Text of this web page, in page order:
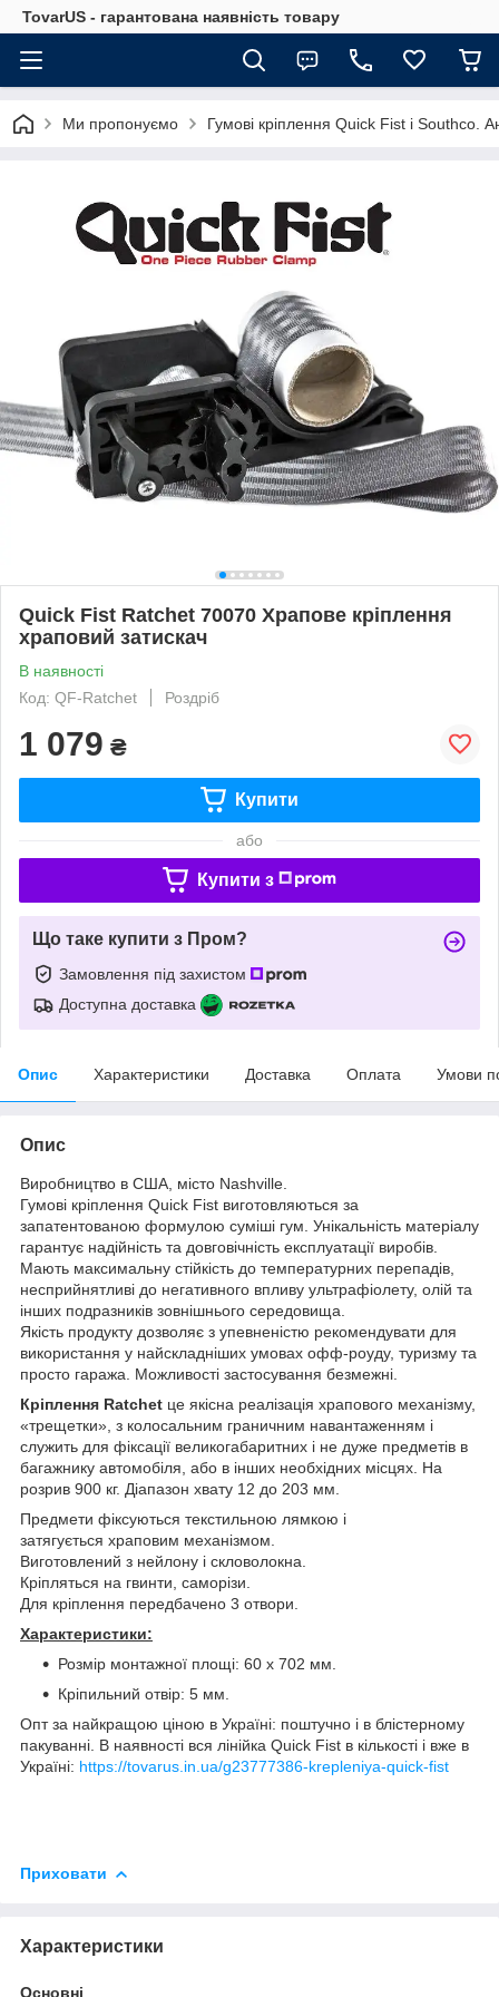
TovarUS - гарантована наявність товару
Ми пропонуємо Гумові кріплення Quick Fist і Southco.
Quick Fist Ratchet 70070 Храпове кріплення
храповий затискач
В наявності
Код: QF-Ratchet
Роздріб
1 079 ₴
Купити
або
Купити з
Що таке купити з Пром?
Замовлення під захистом
Доступна доставка
Опис Характеристики Доставка Оплата Умови
Опис
Виробництво в США, місто Nashville.
Гумові кріплення Quick Fist виготовляються за
запатентованою формулою суміші гум. Унікальність матеріалу
гарантує надійність та довговічність експлуатації виробів.
Мають максимальну стійкість до температурних перепадів,
несприйнятливі до негативного впливу ультрафіолету, олій та
інших подразників зовнішнього середовища.
Якість продукту дозволяє з упевненістю рекомендувати для
використання у найскладніших умовах офф-роуду, туризму та
просто гаража. Можливості застосування безмежні.
Кріплення Ratchet це якісна реалізація храпового механізму,
«трещетки», з колосальним граничним навантаженням і
служить для фіксації великогабаритних і не дуже предметів в
багажнику автомобіля, або в інших необхідних місцях. На
розрив 900 кг. Діапазон хвату 12 до 203 мм.
Предмети фіксуються текстильною лямкою і
затягується храповим механізмом.
Виготовлений з нейлону і скловолокна.
Кріпляться на гвинти, саморізи.
Для кріплення передбачено 3 отвори.
Характеристики:
Розмір монтажної площі: 60 х 702 мм.
Кріпильний отвір: 5 мм.
Опт за найкращою ціною в Україні: поштучно і в блістерному
пакуванні. В наявності вся лінійка Quick Fist в кількості і вже в
Україні: https://tovarus.in.ua/g23777386-krepleniya-quick-fist
Приховати
Характеристики
Основні